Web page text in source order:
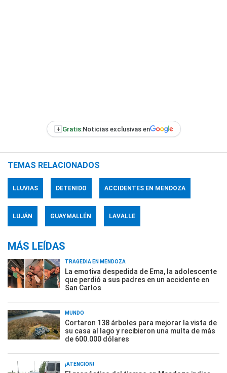
+ Gratis:Noticias exclusivas en
TEMAS RELACIONADOS
LLUVIAS DETENIDO ACCIDENTES EN MENDOZA
LUJÁN GUAYMALLÉN LAVALLE
MÁS LEÍDAS
TRAGEDIA EN MENDOZA
La emotiva despedida de Ema, la adolescente
que perdió a sus padres en un accidente en
San Carlos
MUNDO
Cortaron 138 árboles para mejorar la vista de
su casa al lago y recibieron una multa de más
de 600.000 dólares
¡ATENCIÓN!